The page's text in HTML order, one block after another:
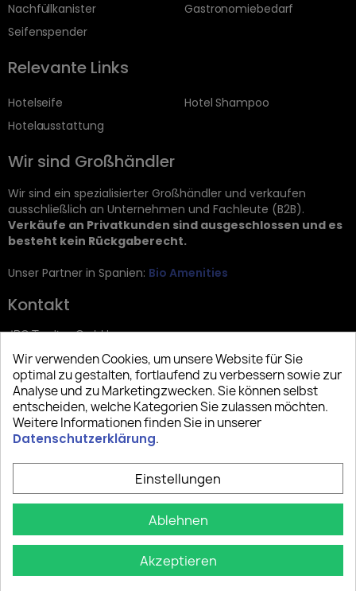
Nachfüllkanister
Seifenspender
Gastronomiebedarf
Relevante Links
Hotelseife
Hotelausstattung
Hotel Shampoo
Wir sind Großhändler
Wir sind ein spezialisierter Großhändler und verkaufen
ausschließlich an Unternehmen und Fachleute (B2B).
Verkäufe an Privatkunden sind ausgeschlossen und es
besteht kein Rückgaberecht.
Unser Partner in Spanien: Bio Amenities
Kontakt
JRG Trading GmbH
Zietenstr. 9
12244 Berlin
Tel: +49 (0)30 2357 3470
info@top-amenities.com
Wir verwenden Cookies, um unsere Website für Sie
optimal zu gestalten, fortlaufend zu verbessern sowie zur
Analyse und zu Marketingzwecken. Sie können selbst
entscheiden, welche Kategorien Sie zulassen möchten.
Weitere Informationen finden Sie in unserer
Datenschutzerklärung.
Einstellungen
Ablehnen
Akzeptieren